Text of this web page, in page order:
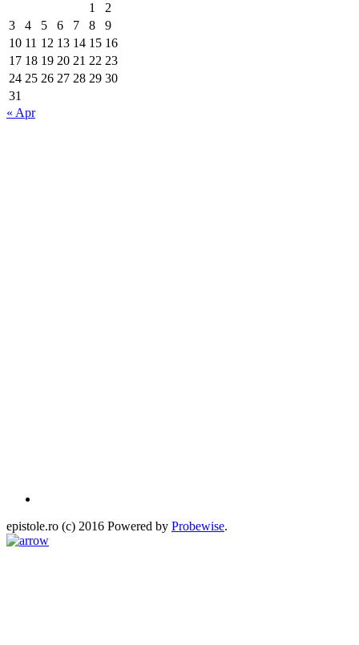
1
2
3
4 5 6 7 8
9
10 11 12 13 14 15 16
17 18 19 20 21 22 23
24 25 26 27 28 29 30
31
« Apr
epistole.ro (c) 2016 Powered by Probewise.